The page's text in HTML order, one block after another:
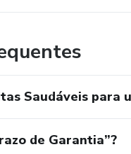
Saudáveis para
de Garantia”?